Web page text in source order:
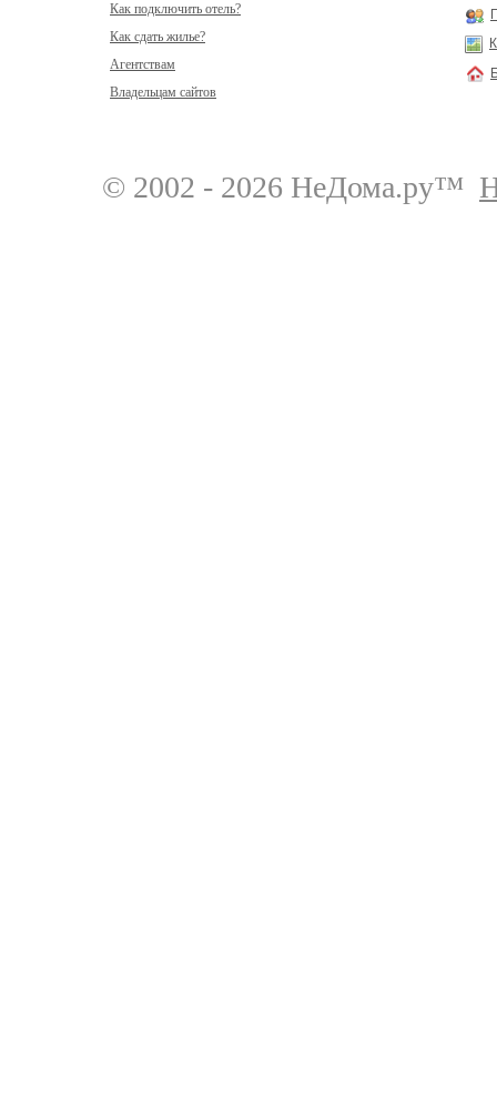
Как подключить отель?
Как сдать жилье?
Агентствам
Владельцам сайтов
© 2002 - 2026 НеДома.ру™